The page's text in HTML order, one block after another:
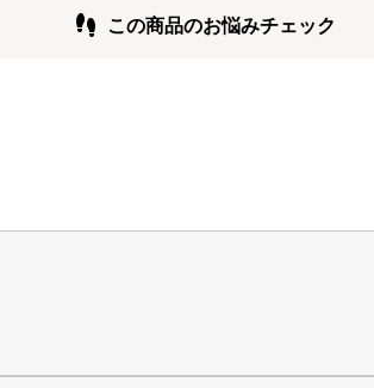
この商品のお悩みチェック